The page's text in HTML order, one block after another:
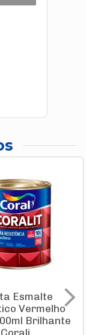
Esmalte
Vermelho
Brilhante